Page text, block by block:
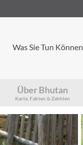
Was Sie Tun Können
Über Bhutan
Karte, Fakten & Zahhlen